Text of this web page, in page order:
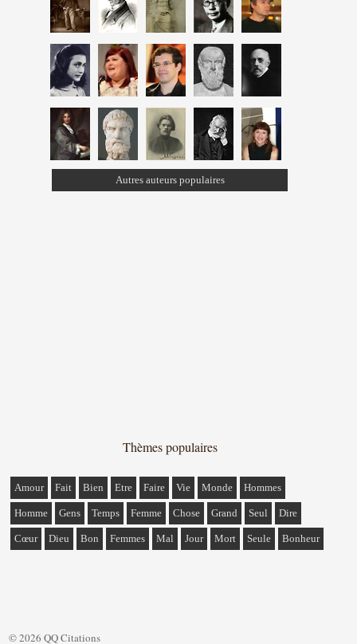
Autres auteurs populaires
Thèmes populaires
Amour Fait Bien Etre Faire Vie Monde Hommes
Homme Gens Temps Femme Chose Grand Seul Dire
Cœur Dieu Bon Femmes Mal Jour Mort Seule Bonheur
© 2026 QQ Citations